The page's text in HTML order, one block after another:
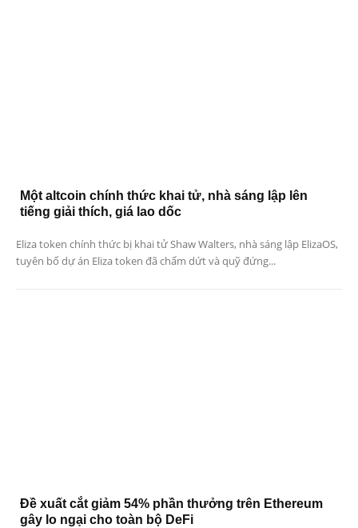
Một altcoin chính thức khai tử, nhà sáng lập lên
tiếng giải thích, giá lao dốc
Eliza token chính thức bị khai tử Shaw Walters, nhà sáng lập ElizaOS,
tuyên bố dự án Eliza token đã chấm dứt và quỹ đứng...
Đề xuất cắt giảm 54% phần thưởng trên Ethereum
gây lo ngại cho toàn bộ DeFi